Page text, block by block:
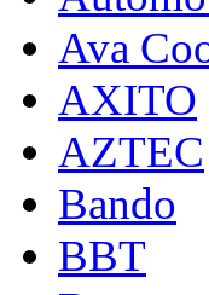
Ava
AXITO
AZTEC
Bando
BBT